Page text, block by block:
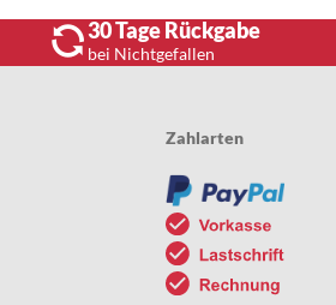
30 Tage Rückgabe
bei Nichtgefallen
Zahlarten